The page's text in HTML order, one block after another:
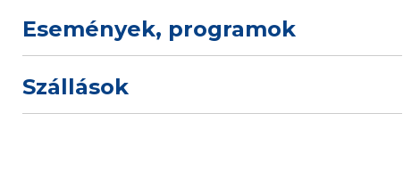
Események, programok
Szállások